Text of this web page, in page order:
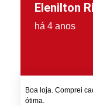
Elenilton
há 4 anos
Boa loja. Comprei
ótima.